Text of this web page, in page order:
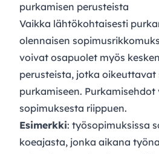
purkamisen perusteista
Vaikka lähtökohtaisesti
olennaisen
voivat osapuolet myös
perusteista, jotka oikeuttavat
purkamiseen.
sopimuksesta riippuen.
Esimerkki: työsopimuksissa
koeajasta, jonka aikana